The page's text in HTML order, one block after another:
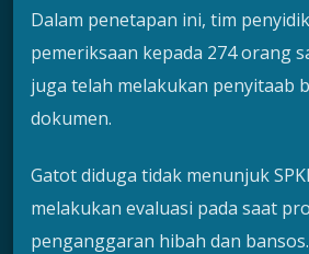
Dalam penetapan ini, tim
pemeriksaan kepada 274 orang
juga telah melakukan penyitaab
dokumen.
Gatot diduga tidak menunjuk
melakukan evaluasi pada saat
penganggaran hibah dan